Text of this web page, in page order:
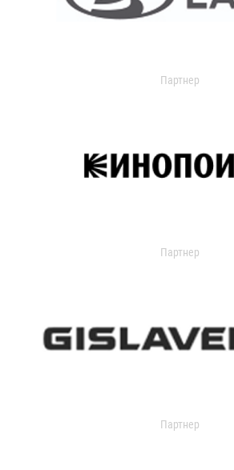
Партнер
Партнер
Партнер